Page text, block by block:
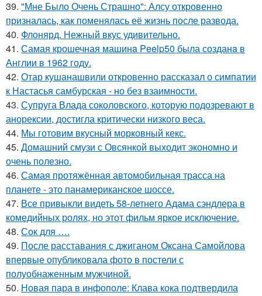
39. "Мне Было Очень Страшно": Алсу откровенно
призналась, как поменялась её жизнь после развода.
40. Флонярд. Нежный вкус удивительно.
41. Самая крошечная машинa Peelp50 была созданa в
Англии в 1962 году.
42. Отар кушанашвили откровенно рассказал о симпатии
к Настасья самбурская - но без взаимности.
43. Супруга Влада соколовского, которую подозревают в
анорексии, достигла критически низкого веса.
44. Мы готовим вкусный морковный кекс.
45. Домашний смузи с Овсянкой выходит экономно и
очень полезно.
46. Самая протяжённая автомобильная трасса на
планете - это панамериканское шоссе.
47. Все привыкли видеть 58-летнего Адама сэндлера в
комедийных ролях, но этот фильм яркое исключение.
48. Сок для ….
49. После расставания с джиганом Оксана Самойлова
впервые опубликовала фото в постели с
полуобнаженным мужчиной.
50. Новая пара в инфополе: Клава кока подтвердила